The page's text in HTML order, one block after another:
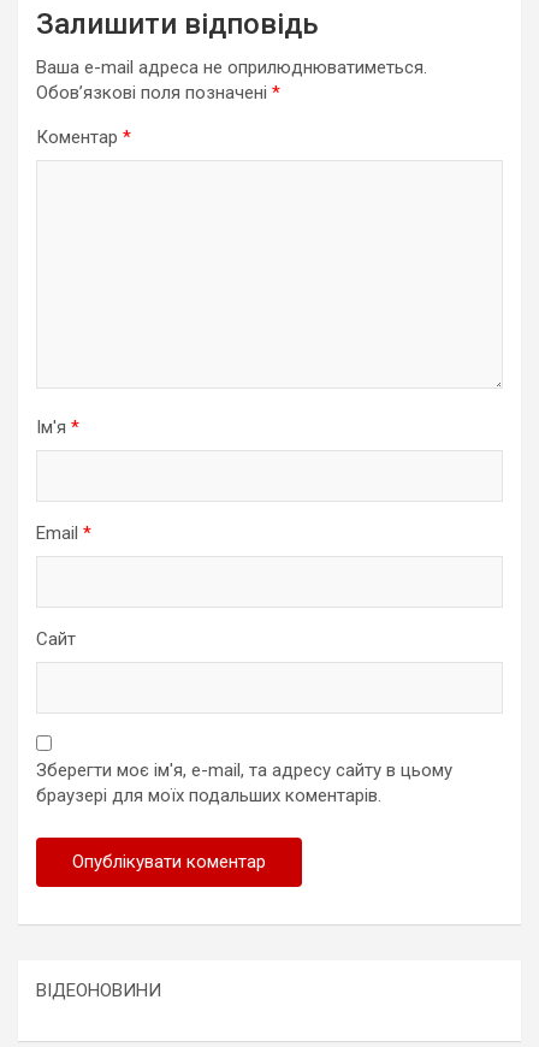
Залишити відповідь
Ваша e-mail адреса не оприлюднюватиметься.
Обов’язкові поля позначені *
Коментар *
Ім'я *
Email *
Сайт
Зберегти моє ім'я, e-mail, та адресу сайту в цьому
браузері для моїх подальших коментарів.
ВІДЕОНОВИНИ